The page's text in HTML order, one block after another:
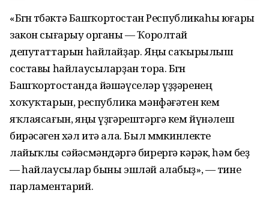
«Бөгөн төбәктә Башҡортостан Республикаһы юғары
закон сығарыу органы — Ҡоролтай
депутаттарын һайлайҙар. Яңы саҡырылыш
составы һайлаусыларҙан тора. Бөгөн
Башҡортостанда йәшәүселәр үҙҙәренең
хоҡуҡтарын, республика мәнфәғәтен кем
яҡлаясағын, яңы үҙгәрештәргә кем йүнәлеш
бирәсәген хәл итә ала. Был мөмкинлекте
лайыҡлы сәйәсмәндәргә бирергә кәрәк, һәм беҙ
— һайлаусылар быны эшләй алабыҙ», — тине
парламентарий.